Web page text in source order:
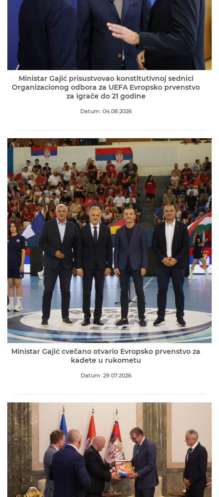
Ministar Gajić prisustvovao konstitutivnoj sednici
Organizacionog odbora za UEFA Evropsko prvenstvo
za igrače do 21 godine
Datum: 04.08.2026
Ministar Gajić cvečano otvario Evropsko prvenstvo za
kadete u rukometu
Datum: 29.07.2026